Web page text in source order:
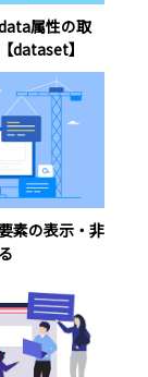
属性の取
dataset】
素の表示・非